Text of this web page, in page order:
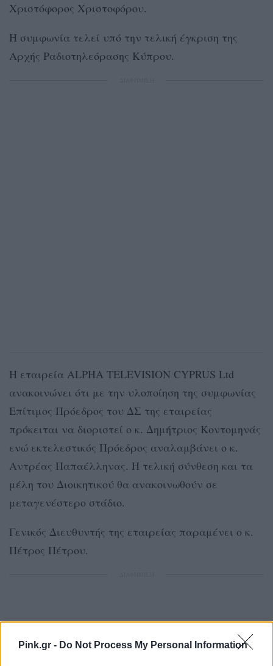
Pink.gr - Do Not Process My Personal Information
Χριστόφορος Χριστοφόρου.
Η συμφωνία τελεί υπό την τελική έγκριση της
Αρχής Ραδιοτηλεόρασης Κύπρου.
Η εταιρεία ALPHA TELEVISION CYPRUS Ltd
ανακοινώνει ότι με την υλοποίηση της συμφωνίας
Επίτιμος Πρόεδρος του ΔΣ της εταιρείας
πρόκειται να διοριστεί ο κ. Δημήτριος Κοντομηνάς
ενώ εκτελεστικός Πρόεδρος αναλαμβάνει ο κ.
Αντρέας Παπαέλληνας. Η τελική σύνθεση και τα
μέλη του Διοικητικού θα ανακοινωθούν σε
μεταγενέστερο στάδιο.
Γενικός Διευθυντής της εταιρείας παραμένει ο κ.
Πέτρος Πέτρου.